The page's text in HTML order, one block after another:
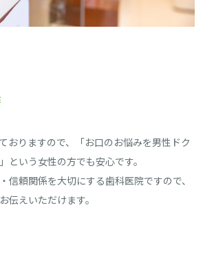
おりますので、「お口のお悩みを男性ドク
という女性の方でも安心です。
信頼関係を大切にする歯科医院ですので、
伝えいただけます。